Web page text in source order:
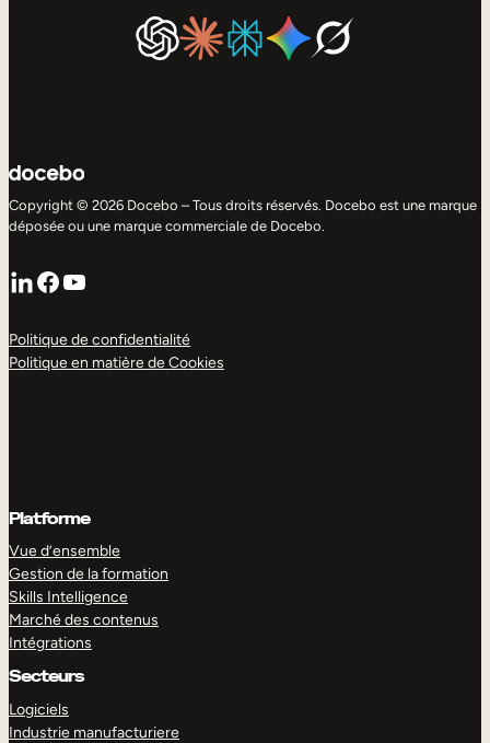
Copyright © 2026 Docebo – Tous droits réservés. Docebo est une marque
déposée ou une marque commerciale de Docebo.
LinkedIn
Facebook
YouTube
Politique de confidentialité
Politique en matière de Cookies
Platforme
Vue d’ensemble
Gestion de la formation
Skills Intelligence
Marché des contenus
Intégrations
Secteurs
Logiciels
Industrie manufacturiere